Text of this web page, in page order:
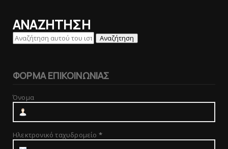
ΑΝΑΖΗΤΗΣΗ
ΦΟΡΜΑ ΕΠΙΚΟΙΝΩΝΙΑΣ
Όνομα
Ηλεκτρονικό ταχυδρομείο *